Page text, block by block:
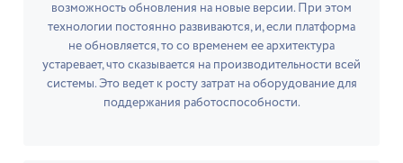
возможность обновления на новые версии. При этом
технологии постоянно развиваются, и, если платформа
не обновляется, то со временем ее архитектура
устаревает, что сказывается на производительности всей
системы. Это ведет к росту затрат на оборудование для
поддержания работоспособности.